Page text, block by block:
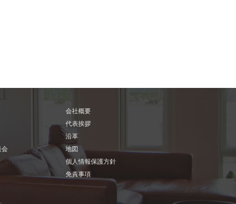
会社概要
代表挨拶
沿革
地図
個人情報保護方針
免責事項